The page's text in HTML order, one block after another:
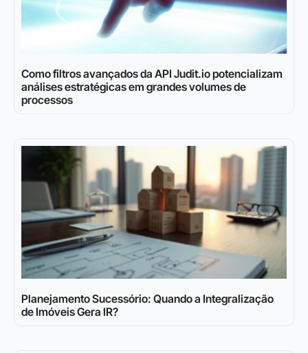
Como filtros avançados da API Judit.io potencializam
análises estratégicas em grandes volumes de
processos
Planejamento Sucessório: Quando a Integralização
de Imóveis Gera IR?